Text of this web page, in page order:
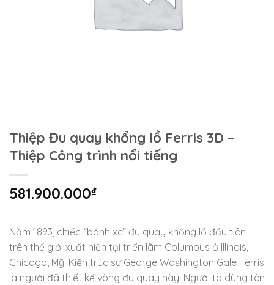
Thiệp Đu quay khổng lồ Ferris 3D –
Thiệp Công trình nổi tiếng
581.900.000₫
Năm 1893, chiếc “bánh xe” đu quay khổng lồ đầu tiên
trên thế giới xuất hiện tại triển lãm Columbus ở Illinois,
Chicago, Mỹ. Kiến trúc sư George Washington Gale Ferris
là người đã thiết kế vòng đu quay này. Người ta dùng tên